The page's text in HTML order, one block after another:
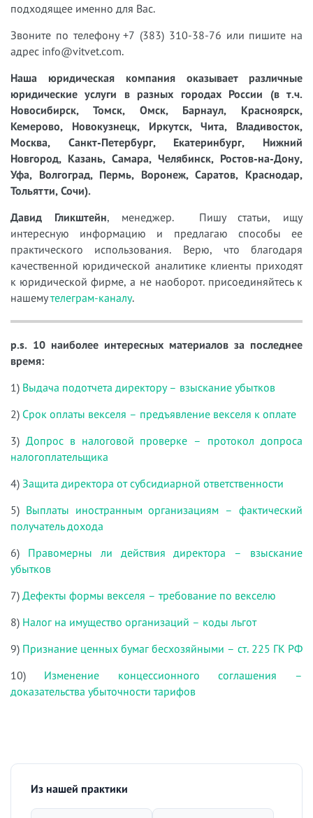
подходящее именно для Вас.
Звоните по телефону +7 (383) 310-38-76 или пишите на
адрес info@vitvet.com.
Наша юридическая компания оказывает различные
юридические услуги в разных городах России (в т.ч.
Новосибирск, Томск, Омск, Барнаул, Красноярск,
Кемерово, Новокузнецк, Иркутск, Чита, Владивосток,
Москва, Санкт-Петербург, Екатеринбург, Нижний
Новгород, Казань, Самара, Челябинск, Ростов-на-Дону,
Уфа, Волгоград, Пермь, Воронеж, Саратов, Краснодар,
Тольятти, Сочи).
Давид Гликштейн, менеджер. Пишу статьи, ищу
интересную информацию и предлагаю способы ее
практического использования. Верю, что благодаря
качественной юридической аналитике клиенты приходят
к юридической фирме, а не наоборот. присоединяйтесь к
нашемутелеграм-каналу.
p.s. 10 наиболее интересных материалов за последнее
время:
1) Выдача подотчета директору – взыскание убытков
2) Срок оплаты векселя – предъявление векселя к оплате
3) Допрос в налоговой проверке – протокол допроса
налогоплательщика
4) Защита директора от субсидиарной ответственности
5) Выплаты иностранным организациям – фактический
получатель дохода
6) Правомерны ли действия директора – взыскание
убытков
7) Дефекты формы векселя – требование по векселю
8) Налог на имущество организаций – коды льгот
9) Признание ценных бумаг бесхозяйными – ст. 225 ГК РФ
10) Изменение концессионного соглашения –
доказательства убыточности тарифов
Из нашей практики